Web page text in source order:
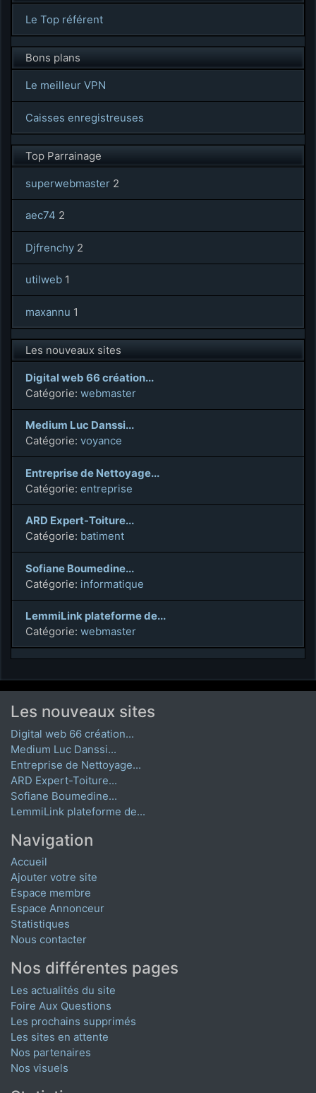
Le Top référent
Bons plans
Le meilleur VPN
Caisses enregistreuses
Top Parrainage
superwebmaster 2
aec74 2
Djfrenchy 2
utilweb 1
maxannu 1
Les nouveaux sites
Digital web 66 création...
Catégorie: webmaster
Medium Luc Danssi...
Catégorie: voyance
Entreprise de Nettoyage...
Catégorie: entreprise
ARD Expert-Toiture...
Catégorie: batiment
Sofiane Boumedine...
Catégorie: informatique
LemmiLink plateforme de...
Catégorie: webmaster
Les nouveaux sites
Digital web 66 création...
Medium Luc Danssi...
Entreprise de Nettoyage...
ARD Expert-Toiture...
Sofiane Boumedine...
LemmiLink plateforme de...
Navigation
Accueil
Ajouter votre site
Espace membre
Espace Annonceur
Statistiques
Nous contacter
Nos différentes pages
Les actualités du site
Foire Aux Questions
Les prochains supprimés
Les sites en attente
Nos partenaires
Nos visuels